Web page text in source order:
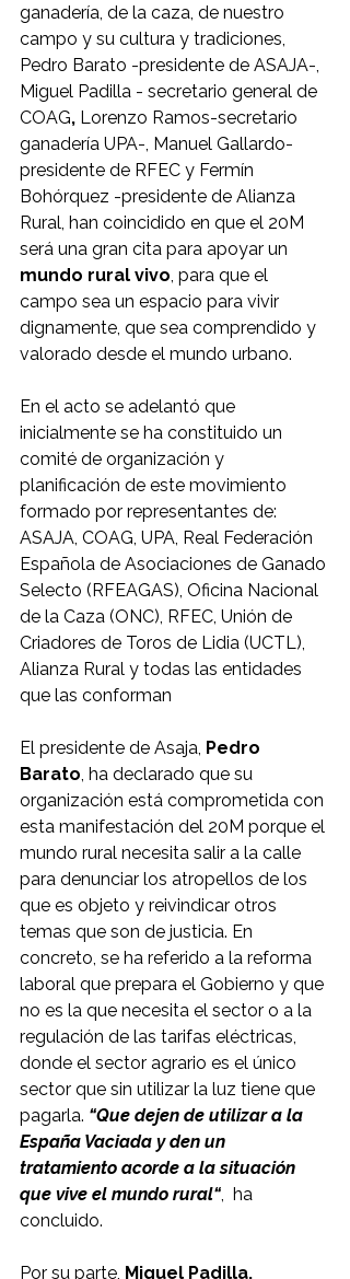
ganadería, de la caza, de nuestro
campo y su cultura y tradiciones,
Pedro Barato -presidente de ASAJA-,
Miguel Padilla - secretario general de
COAG, Lorenzo Ramos-secretario
ganadería UPA-, Manuel Gallardo-
presidente de RFEC y Fermín
Bohórquez -presidente de Alianza
Rural, han coincidido en que el 20M
será una gran cita para apoyar un
mundo rural vivo , para que el
campo sea un espacio para vivir
dignamente, que sea comprendido y
valorado desde el mundo urbano.
En el acto se adelantó que
inicialmente se ha constituido un
comité de organización y
planificación de este movimiento
formado por representantes de:
ASAJA, COAG, UPA, Real Federación
Española de Asociaciones de Ganado
Selecto (RFEAGAS), Oficina Nacional
de la Caza (ONC), RFEC, Unión de
Criadores de Toros de Lidia (UCTL),
Alianza Rural y todas las entidades
que las conforman
El presidente de Asaja, Pedro
Barato , ha declarado que su
organización está comprometida con
esta manifestación del 20M porque el
mundo rural necesita salir a la calle
para denunciar los atropellos de los
que es objeto y reivindicar otros
temas que son de justicia. En
concreto, se ha referido a la reforma
laboral que prepara el Gobierno y que
no es la que necesita el sector o a la
regulación de las tarifas eléctricas,
donde el sector agrario es el único
sector que sin utilizar la luz tiene que
pagarla. “Que dejen de utilizar a la
España Vaciada y den un
tratamiento acorde a la situación
que vive el mundo rural“ ,  ha
concluido.
Por su parte, Miguel Padilla,